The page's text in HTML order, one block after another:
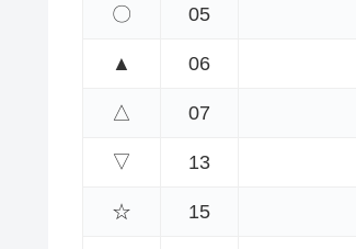
〇 05
▲ 06
△ 07
▽ 13
☆ 15